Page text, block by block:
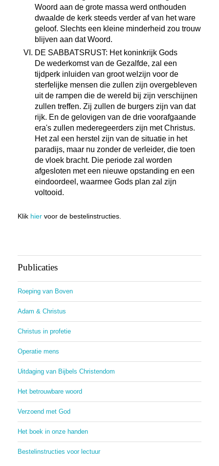
Woord aan de grote massa werd onthouden
dwaalde de kerk steeds verder af van het ware
geloof. Slechts een kleine minderheid zou trouw
blijven aan dat Woord.
DE SABBATSRUST: Het koninkrijk Gods
De wederkomst van de Gezalfde, zal een
tijdperk inluiden van groot welzijn voor de
sterfelijke mensen die zullen zijn overgebleven
uit de rampen die de wereld bij zijn verschijnen
zullen treffen. Zij zullen de burgers zijn van dat
rijk. En de gelovigen van de drie voorafgaande
era's zullen mederegeerders zijn met Christus.
Het zal een herstel zijn van de situatie in het
paradijs, maar nu zonder de verleider, die toen
de vloek bracht. Die periode zal worden
afgesloten met een nieuwe opstanding en een
eindoordeel, waarmee Gods plan zal zijn
voltooid.
Klik hiervoor de bestelinstructies.
Publicaties
Roeping van Boven
Adam & Christus
Christus in profetie
Operatie mens
Uitdaging van Bijbels Christendom
Het betrouwbare woord
Verzoend met God
Het boek in onze handen
Bestelinstructies voor lectuur